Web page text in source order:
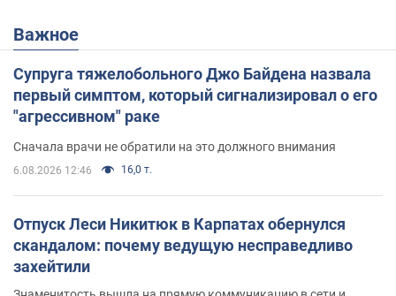
Важное
Супруга тяжелобольного Джо Байдена назвала
первый симптом, который сигнализировал о его
"агрессивном" раке
Сначала врачи не обратили на это должного внимания
6.08.2026 12:46 16,0 т.
Отпуск Леси Никитюк в Карпатах обернулся
скандалом: почему ведущую несправедливо
захейтили